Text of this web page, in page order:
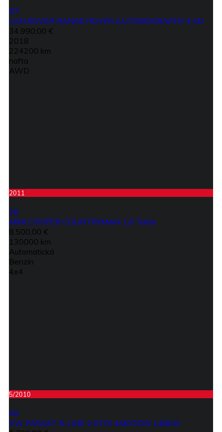
57
LAN ROVER RANGE ROVER AUTOBIOGRAPHY 4,4D
34.990,00 €
2018
224200 km
nafta
AWD
2011
30
MINI COOPER COUNTRYMAN 1,6 Turbo
8.500,00 €
130000 km
Automatická
Benzín
4x4
5/2010
45
VW PASSAT R-LINE 2,0TDI 4MOTION 148kW